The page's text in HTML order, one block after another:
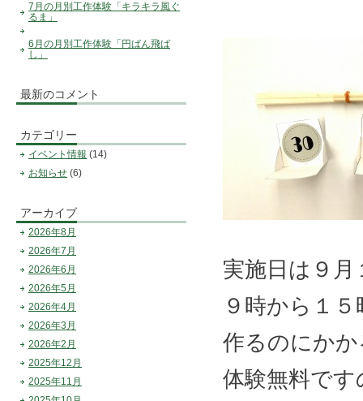
実施日は９月
９時から１
作るのにか
体験無料で
7月の月別工作体験「キラキラ風ぐ
るま」
6月の月別工作体験「円ばん飛ば
し」
最新のコメント
カテゴリー
イベント情報 (14)
お知らせ (6)
アーカイブ
2026年8月
2026年7月
2026年6月
2026年5月
2026年4月
2026年3月
2026年2月
2025年12月
2025年11月